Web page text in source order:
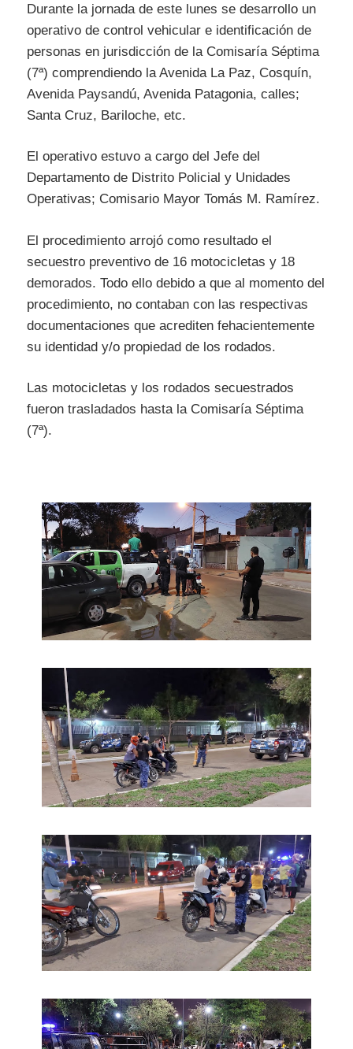
Durante la jornada de este lunes se desarrollo un
operativo de control vehicular e identificación de
personas en jurisdicción de la Comisaría Séptima
(7ª) comprendiendo la Avenida La Paz, Cosquín,
Avenida Paysandú, Avenida Patagonia, calles;
Santa Cruz, Bariloche, etc.
El operativo estuvo a cargo del Jefe del
Departamento de Distrito Policial y Unidades
Operativas; Comisario Mayor Tomás M. Ramírez.
El procedimiento arrojó como resultado el
secuestro preventivo de 16 motocicletas y 18
demorados. Todo ello debido a que al momento del
procedimiento, no contaban con las respectivas
documentaciones que acrediten fehacientemente
su identidad y/o propiedad de los rodados.
Las motocicletas y los rodados secuestrados
fueron trasladados hasta la Comisaría Séptima
(7ª).